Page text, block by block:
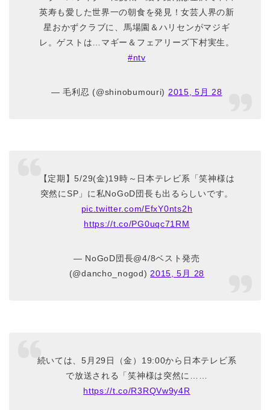
英寿も愛した世界一の朝食を発見！女芸人界の新
星おかずクラブに、馬場園＆ハリセンがマジギ
レ。ゲストは…マギー＆フェアリーズ下村実生。
#ntv
— 毛利忍 (@shinobumouri) 2015, 5月 28
【定期】5/29(金)19時～日本テレビ系「笑神様は
突然にSP」に私NoGoD団長も出るらしいです。
pic.twitter.com/EfxY0nts2h
https://t.co/PG0uqc71RM
— NoGoD団長@4/8ベスト発売
(@dancho_nogod)2015, 5月 28
続いては、5月29日（金）19:00から日本テレビ系
で放送される「笑神様は突然に……
https://t.co/R3RQVw9y4R